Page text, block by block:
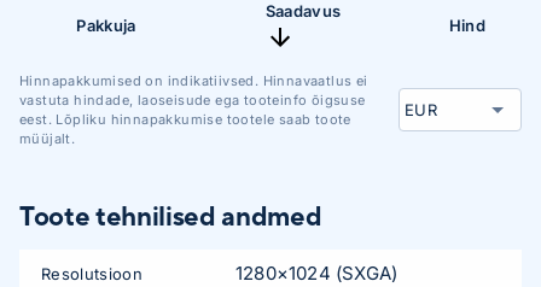
Pakkuja
Saadavus
Hind
Hinnapakkumised on indikatiivsed. Hinnavaatlus ei
vastuta hindade, laoseisude ega tooteinfo õigsuse
eest. Lõpliku hinnapakkumise tootele saab toote
müüjalt.
Toote tehnilised andmed
Resolutsioon 1280×1024 (SXGA)